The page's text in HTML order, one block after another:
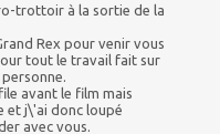
trottoir à la sortie de la
Rex pour venir vous
tout le travail fait sur
avant le film mais
et j\'ai donc loupé
avec vous.